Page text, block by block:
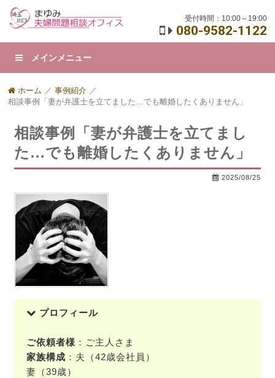
受付時間：10:00～19:00
080-9582-1122
メインメニュー
ホーム ／事例紹介 ／
相談事例「妻が弁護士を立てました…でも離婚したくありません」
相談事例「妻が弁護士を立てまし
た…でも離婚したくありません」
2025/08/25
プロフィール
ご依頼者様 ：ご主人さま
家族構成 ：夫（42歳会社員）
妻（39歳）